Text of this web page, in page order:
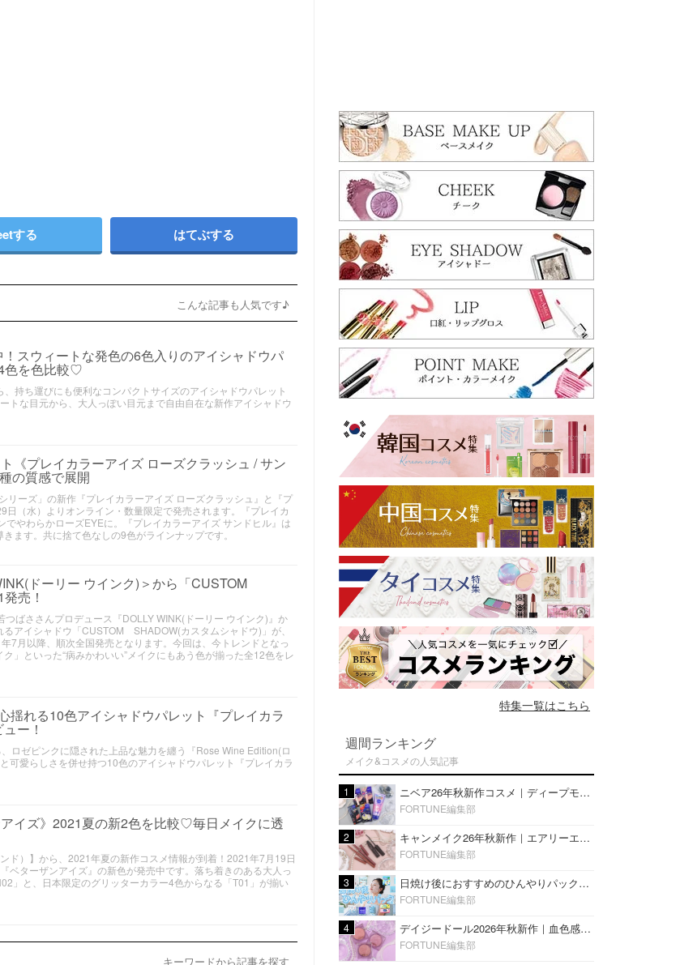
する はてぶする
こんな記事も人気です♪
スウィートな発色の6色入りのアイシャドウパ
色を色比較♡
持ち運びにも便利なコンパクトサイズのアイシャドウパレット
トな目元から、大人っぽい目元まで自由自在な新作アイシャドウ
《プレイカラーアイズ ローズクラッシュ / サン
の質感で展開
リーズ」の新作『プレイカラーアイズ ローズクラッシュ』と『プ
（水）よりオンライン・数量限定で発売されます。『プレイカ
やわらかローズEYEに。『プレイカラーアイズ サンドヒル』は
ます。共に捨て色なしの9色がラインナップです。
ドーリー ウインク)＞から「CUSTOM
売！
ばささんプロデュース『DOLLY WINK(ドーリー ウインク)』か
アイシャドウ「CUSTOM SHADOW(カスタムシャドウ)」が、
7月以降、順次全国発売となります。今回は、今トレンドとなっ
」といった“病みかわいい”メイクにもあう色が揃った全12色をレ
揺れる10色アイシャドウパレット『プレイカラ
ー！
ロゼピンクに隠された上品な魅力を纏う『Rose Wine Edition(ロ
可愛らしさを併せ持つ10色のアイシャドウパレット『プレイカラ
イズ》2021夏の新2色を比較♡毎日メイクに透
ド）】から、2021年夏の新作コスメ情報が到着！2021年7月19日
ベターザンアイズ』の新色が発売中です。落ち着きのある大人っ
」と、日本限定のグリッターカラー4色からなる「T01」が揃い
キーワードから記事を探す
特集一覧はこちら
週間ランキング
メイク&コスメの人気記事
1 ニベア26年秋新作コスメ｜ディープモイスチャーリップの美容液タイプや2in1ボディクリームスクラブも
FORTUNE編集部
2 キャンメイク26年秋新作｜エアリーエクステンションライナー＆カールスナイパーマスカラ新色をレビュー
FORTUNE編集部
3 日焼け後におすすめのひんやりパック14選｜暑い夏にぴったりな冷凍／鎮静／うるおいチャージマスクを紹介
FORTUNE編集部
4 デイジードール2026年秋新作｜血色感が可愛い♡『パウダー ブラッシュ ブルーム』新3色をレビュー
FORTUNE編集部